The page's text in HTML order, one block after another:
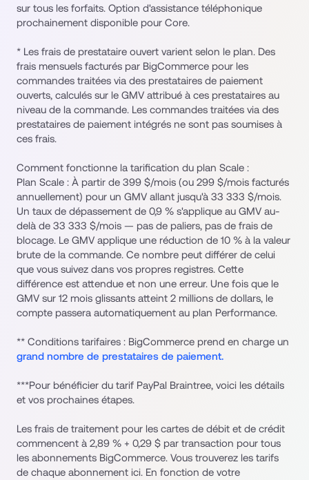
sur tous les forfaits. Option d'assistance téléphonique
prochainement disponible pour Core.
* Les frais de prestataire ouvert varient selon le plan. Des
frais mensuels facturés par BigCommerce pour les
commandes traitées via des prestataires de paiement
ouverts, calculés sur le GMV attribué à ces prestataires au
niveau de la commande. Les commandes traitées via des
prestataires de paiement intégrés ne sont pas soumises à
ces frais.
Comment fonctionne la tarification du plan Scale :
Plan Scale : À partir de 399 $/mois (ou 299 $/mois facturés
annuellement) pour un GMV allant jusqu'à 33 333 $/mois.
Un taux de dépassement de 0,9 % s'applique au GMV au-
delà de 33 333 $/mois — pas de paliers, pas de frais de
blocage. Le GMV applique une réduction de 10 % à la valeur
brute de la commande. Ce nombre peut différer de celui
que vous suivez dans vos propres registres. Cette
différence est attendue et non une erreur. Une fois que le
GMV sur 12 mois glissants atteint 2 millions de dollars, le
compte passera automatiquement au plan Performance.
grand nombre de prestataires de paiement.
***Pour bénéficier du tarif PayPal Braintree, voici les détails
et vos prochaines étapes.
Les frais de traitement pour les cartes de débit et de crédit
commencent à 2,89 % + 0,29 $ par transaction pour tous
les abonnements BigCommerce. Vous trouverez les tarifs
de chaque abonnement ici. En fonction de votre